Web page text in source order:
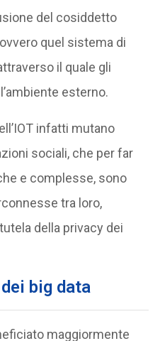
del cosiddetto
quel sistema di
il quale gli
esterno.
infatti mutano
sociali, che per far
e complesse, sono
tra loro,
della privacy dei
big data
maggiormente